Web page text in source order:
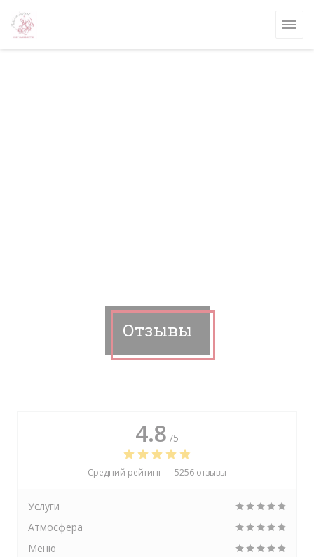
Отзывы
4.8 /5
Средний рейтинг —5256 отзывы
Услуги
Атмосфера
Меню